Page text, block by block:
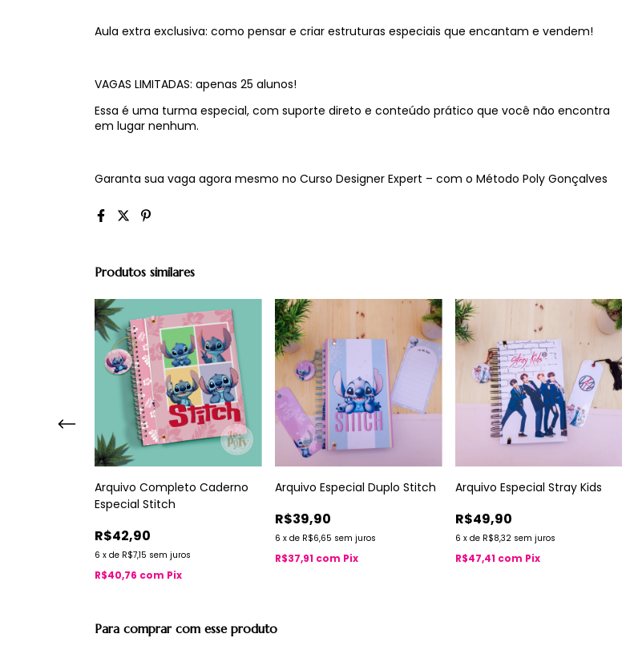
Aula extra exclusiva: como pensar e criar estruturas especiais que encantam e vendem!
VAGAS LIMITADAS: apenas 25 alunos!
Essa é uma turma especial, com suporte direto e conteúdo prático que você não encontra
em lugar nenhum.
Garanta sua vaga agora mesmo no Curso Designer Expert – com o Método Poly Gonçalves
Produtos similares
Arquivo Completo Caderno
Especial Stitch
R$42,90
6 x de R$7,15 sem juros
R$40,76 com Pix
Arquivo Especial Duplo Stitch
R$39,90
6 x de R$6,65 sem juros
R$37,91 com Pix
Arquivo Especial Stray Kids
R$49,90
6 x de R$8,32 sem juros
R$47,41 com Pix
Para comprar com esse produto